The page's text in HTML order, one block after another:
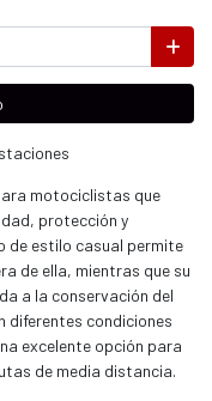
motociclistas que
protección y
de estilo casual permite
de ella, mientras que su
a la conservación del
diferentes condiciones
excelente opción para
de media distancia.